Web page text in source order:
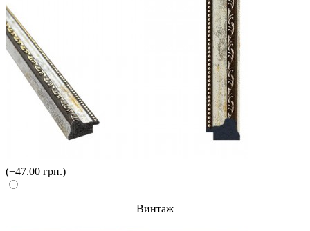
(+47.00 грн.)
Винтаж